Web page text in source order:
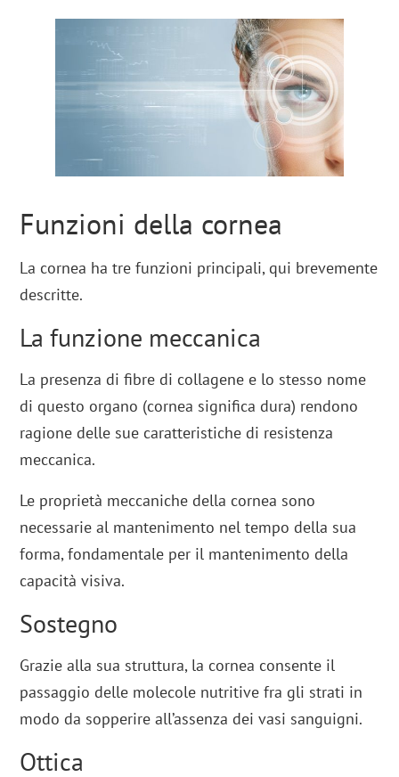
Funzioni della cornea
La cornea ha tre funzioni principali, qui brevemente
descritte.
La funzione meccanica
La presenza di fibre di collagene e lo stesso nome
di questo organo (cornea significa dura) rendono
ragione delle sue caratteristiche di resistenza
meccanica.
Le proprietà meccaniche della cornea sono
necessarie al mantenimento nel tempo della sua
forma, fondamentale per il mantenimento della
capacità visiva.
Sostegno
Grazie alla sua struttura, la cornea consente il
passaggio delle molecole nutritive fra gli strati in
modo da sopperire all’assenza dei vasi sanguigni.
Ottica